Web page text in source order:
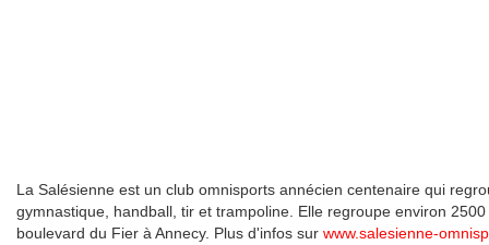
La Salésienne est un club omnisports annécien centenaire qui
gymnastique, handball, tir et trampoline. Elle regroupe environ
boulevard du Fier à Annecy. Plus d'infos sur www.salesienne-